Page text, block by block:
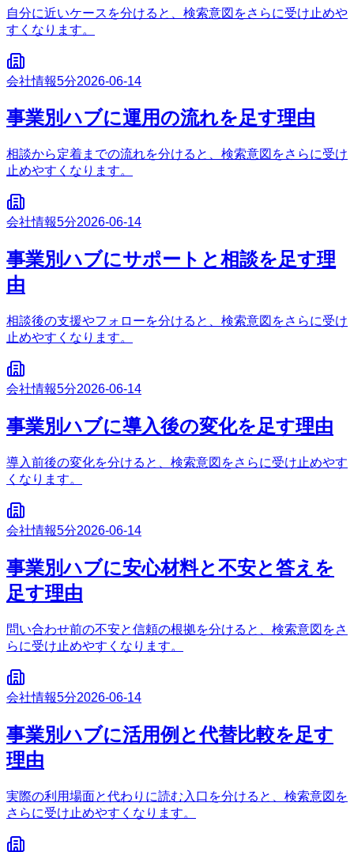
自分に近いケースを分けると、検索意図をさらに受け止めや
すくなります。
会社情報5分2026-06-14
事業別ハブに運用の流れを足す理由
相談から定着までの流れを分けると、検索意図をさらに受け
止めやすくなります。
会社情報5分2026-06-14
事業別ハブにサポートと相談を足す理
由
相談後の支援やフォローを分けると、検索意図をさらに受け
止めやすくなります。
会社情報5分2026-06-14
事業別ハブに導入後の変化を足す理由
導入前後の変化を分けると、検索意図をさらに受け止めやす
くなります。
会社情報5分2026-06-14
事業別ハブに安心材料と不安と答えを
足す理由
問い合わせ前の不安と信頼の根拠を分けると、検索意図をさ
らに受け止めやすくなります。
会社情報5分2026-06-14
事業別ハブに活用例と代替比較を足す
理由
実際の利用場面と代わりに読む入口を分けると、検索意図を
さらに受け止めやすくなります。